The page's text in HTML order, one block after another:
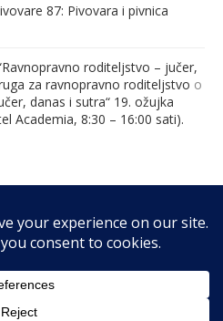
87: Pivovara i pivnica
roditeljstvo – jučer,
za ravnopravno roditeljstvo o
danas i sutra“ 19. ožujka
Academia, 8:30 – 16:00 sati).
pridržana. Web by